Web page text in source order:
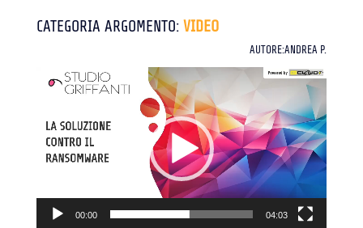
CATEGORIA ARGOMENTO: VIDEO
AUTORE:ANDREA P.
Video
Player
00:00 04:03